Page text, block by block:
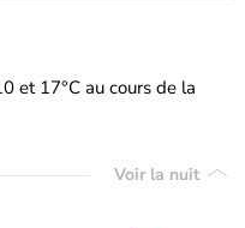
et 17°C au cours de la
Voir la nuit